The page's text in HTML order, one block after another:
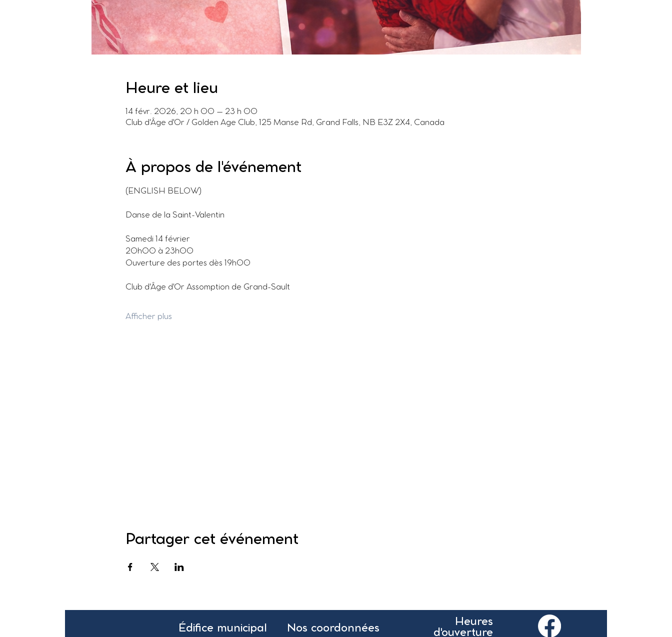
Heure et lieu
14 févr. 2026, 20 h 00 – 23 h 00
Club d'Âge d'Or / Golden Age Club, 125 Manse Rd, Grand Falls, NB E3Z 2X4, Canada
À propos de l'événement
(ENGLISH BELOW)
Danse de la Saint-Valentin
Samedi 14 février
20h00 à 23h00
Ouverture des portes dès 19h00
Club d'Âge d'Or Assomption de Grand-Sault
Afficher plus
Partager cet événement
Édifice municipal Nos coordonnées
Heures
d'ouverture